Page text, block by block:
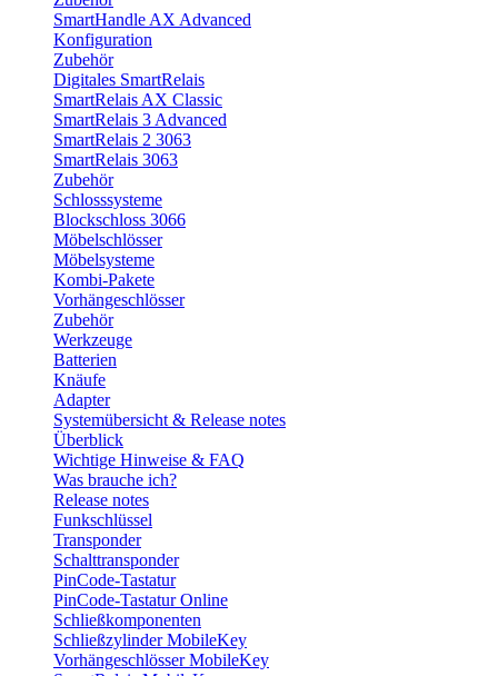
SmartHandle AX Advanced
Konfiguration
Zubehör
Digitales SmartRelais
SmartRelais AX Classic
SmartRelais 3 Advanced
SmartRelais 2 3063
SmartRelais 3063
Zubehör
Schlosssysteme
Blockschloss 3066
Möbelschlösser
Möbelsysteme
Kombi-Pakete
Vorhängeschlösser
Zubehör
Werkzeuge
Batterien
Knäufe
Adapter
Systemübersicht & Release notes
Überblick
Wichtige Hinweise & FAQ
Was brauche ich?
Release notes
Funkschlüssel
Transponder
Schalttransponder
PinCode-Tastatur
PinCode-Tastatur Online
Schließkomponenten
Schließzylinder MobileKey
Vorhängeschlösser MobileKey